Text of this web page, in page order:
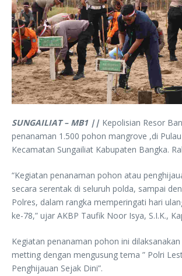
SUNGAILIAT – MB1 || Kepolisian Resor
penanaman 1.500 pohon mangrove ,di
Kecamatan Sungailiat Kabupaten Bangka.
“Kegiatan penanaman pohon atau
secara serentak di seluruh polda, sampai
Polres, dalam rangka memperingati hari
ke-78,” ujar AKBP Taufik Noor Isya, S.I.K.,
Kegiatan penanaman pohon ini
metting dengan mengusung tema ” Polri
Penghijauan Sejak Dini”.